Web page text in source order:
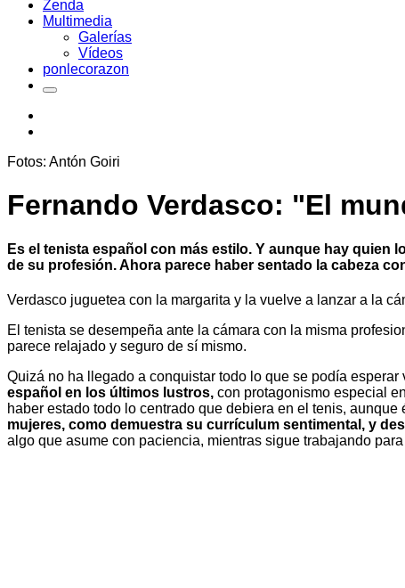
Zenda
Multimedia
Galerías
Vídeos
ponlecorazon
Fotos: Antón Goiri
Fernando Verdasco: "El
Es el tenista español con más estilo. Y aunque hay
de su profesión. Ahora parece haber sentado la cabeza
Verdasco juguetea con la margarita y la vuelve a lanzar a la
El tenista se desempeña ante la cámara con la misma
parece relajado y seguro de sí mismo.
Quizá no ha llegado a conquistar todo lo que se podía
español en los últimos lustros, con protagonismo especial
haber estado todo lo centrado que debiera en el tenis,
mujeres, como demuestra su currículum sentimental, y
algo que asume con paciencia, mientras sigue trabajando